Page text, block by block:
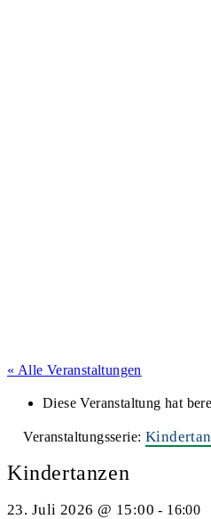
« Alle Veranstaltungen
Diese Veranstaltung hat
Veranstaltungsserie:
Kindertanzen
23. Juli 2026 @ 15:00 - 16:00